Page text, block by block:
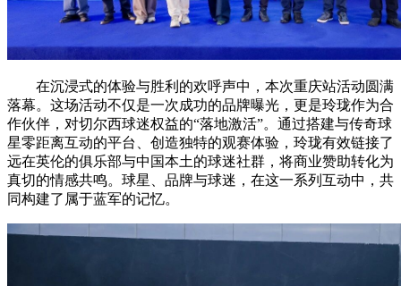
在沉浸式的体验与胜利的欢呼声中，本次重庆站活动圆满
落幕。这场活动不仅是一次成功的品牌曝光，更是玲珑作为合
作伙伴，对切尔西球迷权益的“落地激活”。通过搭建与传奇球
星零距离互动的平台、创造独特的观赛体验，玲珑有效链接了
远在英伦的俱乐部与中国本土的球迷社群，将商业赞助转化为
真切的情感共鸣。球星、品牌与球迷，在这一系列互动中，共
同构建了属于蓝军的记忆。